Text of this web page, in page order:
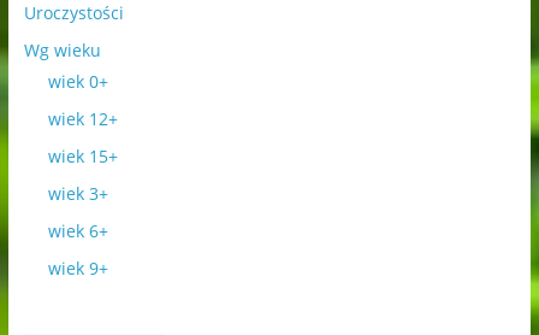
Uroczystości
Wg wieku
wiek 0+
wiek 12+
wiek 15+
wiek 3+
wiek 6+
wiek 9+